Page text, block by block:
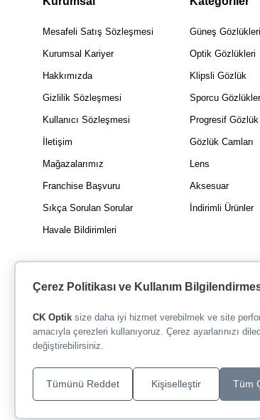
Mesafeli Satış Sözleşmesi
Kurumsal Kariyer
Hakkımızda
Gizlilik Sözleşmesi
Kullanıcı Sözleşmesi
İletişim
Mağazalarımız
Franchise Başvuru
Sıkça Sorulan Sorular
Havale Bildirimleri
Güneş Gözlükleri
Optik Gözlükleri
Klipsli Gözlük
Sporcu
Progresif Gözlük
Gözlük Camları
Lens
Aksesuar
İndirimli Ürünler
Çerez Politikası ve Kullanım
CK Optik size daha iyi hizmet verebilmek ve site
amacıyla çerezleri kullanıyoruz. Çerez ayarlarınızı
değiştirebilirsiniz.
Tüm
Kişiselleştir
Tümünü Reddet